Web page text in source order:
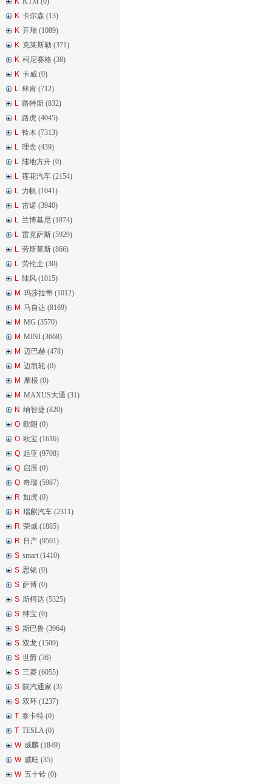
K 卡尔森 (13)
K 开瑞 (1089)
K 克莱斯勒 (371)
K 柯尼赛格 (38)
K 卡威 (0)
L 林肯 (712)
L 路特斯 (832)
L 路虎 (4045)
L 铃木 (7313)
L 理念 (439)
L 陆地方舟 (0)
L 莲花汽车 (2154)
L 力帆 (1041)
L 雷诺 (3940)
L 兰博基尼 (1874)
L 雷克萨斯 (5929)
L 劳斯莱斯 (866)
L 劳伦士 (30)
L 陆风 (1015)
M 玛莎拉蒂 (1012)
M 马自达 (8169)
M MG (3570)
M MINI (3668)
M 迈巴赫 (478)
M 迈凯轮 (0)
M 摩根 (0)
M MAXUS大通 (31)
N 纳智捷 (820)
O 欧朗 (0)
O 欧宝 (1616)
Q 起亚 (9708)
Q 启辰 (0)
Q 奇瑞 (5987)
R 如虎 (0)
R 瑞麒汽车 (2311)
R 荣威 (1885)
R 日产 (9501)
S smart (1410)
S 思铭 (0)
S 萨博 (0)
S 斯柯达 (5325)
S 绅宝 (0)
S 斯巴鲁 (3964)
S 双龙 (1509)
S 世爵 (36)
S 三菱 (6055)
S 陕汽通家 (3)
S 双环 (1237)
T 泰卡特 (0)
T TESLA (0)
W 威麟 (1849)
W 威旺 (35)
W 五十铃 (0)